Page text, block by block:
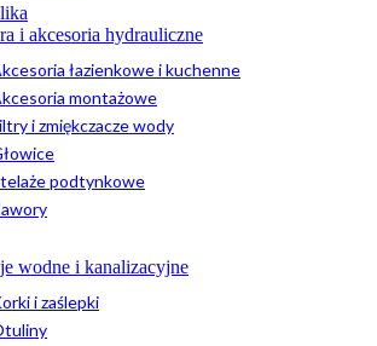
i akcesoria hydrauliczne
łazienkowe i kuchenne
montażowe
i zmiękczacze wody
podtynkowe
wodne i kanalizacyjne
i zaślepki